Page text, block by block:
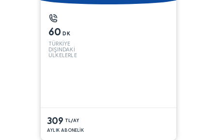
60 DK
TÜRKİYE
DIŞINDAKİ
ÜLKELERLE
309 TL/AY
AYLIK ABONELİK